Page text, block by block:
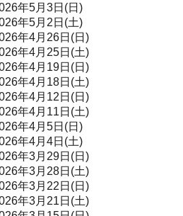
年5月3日(日)
年5月2日(土)
年4月26日(日)
年4月25日(土)
年4月19日(日)
年4月18日(土)
年4月12日(日)
年4月11日(土)
年4月5日(日)
年4月4日(土)
年3月29日(日)
年3月28日(土)
年3月22日(日)
年3月21日(土)